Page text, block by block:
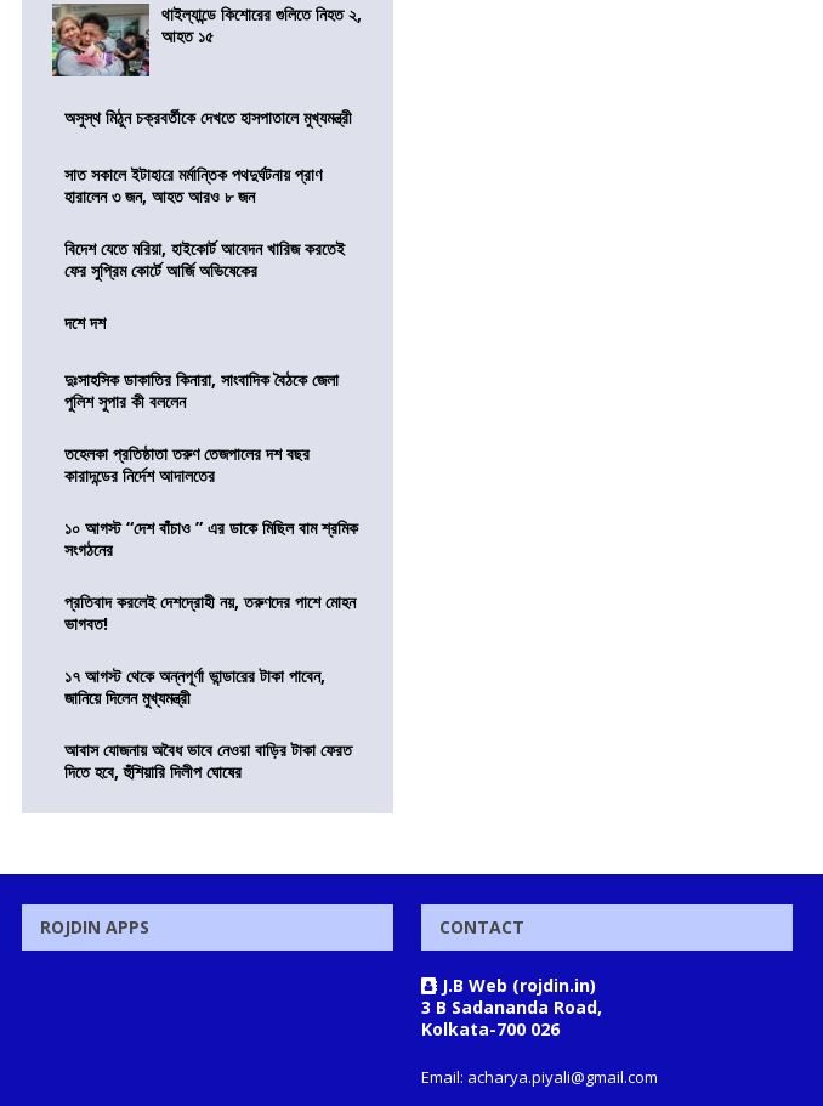
থাইল্যান্ডে কিশোরের গুলিতে নিহত ২,
আহত ১৫
অসুস্থ মিঠুন চক্রবর্তীকে দেখতে হাসপাতালে মুখ্যমন্ত্রী
সাত সকালে ইটাহারে মর্মান্তিক পথদুর্ঘটনায় প্রাণ
হারালেন ৩ জন, আহত আরও ৮ জন
বিদেশ যেতে মরিয়া, হাইকোর্ট আবেদন খারিজ করতেই
ফের সুপ্রিম কোর্টে আর্জি অভিষেকের
দশে দশ
দুঃসাহসিক ডাকাতির কিনারা, সাংবাদিক বৈঠকে জেলা
পুলিশ সুপার কী বললেন
তহেলকা প্রতিষ্ঠাতা তরুণ তেজপালের দশ বছর
কারাদন্ডের নির্দেশ আদালতের
১০ আগস্ট “দেশ বাঁচাও ” এর ডাকে মিছিল বাম শ্রমিক
সংগঠনের
প্রতিবাদ করলেই দেশদ্রোহী নয়, তরুণদের পাশে মোহন
ভাগবত!
১৭ আগস্ট থেকে অন্নপূর্ণা ভান্ডারের টাকা পাবেন,
জানিয়ে দিলেন মুখ্যমন্ত্রী
আবাস যোজনায় অবৈধ ভাবে নেওয়া বাড়ির টাকা ফেরত
দিতে হবে, হুঁশিয়ারি দিলীপ ঘোষের
ROJDIN APPS CONTACT
J.B Web (rojdin.in)
3 B Sadananda Road,
Kolkata-700 026
Email: acharya.piyali@gmail.com